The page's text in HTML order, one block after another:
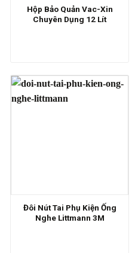
Hộp Bảo Quản Vac-Xin
Chuyên Dụng 12 Lít
Đôi Nút Tai Phụ Kiện Ống
Nghe Littmann 3M